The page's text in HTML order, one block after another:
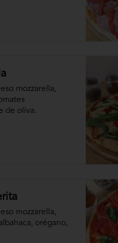
mozzarella,
de oliva.
mozzarella,
orégano,